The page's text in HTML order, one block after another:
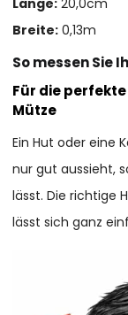
Breite: 0,13m
So messen Sie
Für die
Mütze
Ein Hut oder eine
nur gut aussieht,
lässt. Die richtige
lässt sich ganz